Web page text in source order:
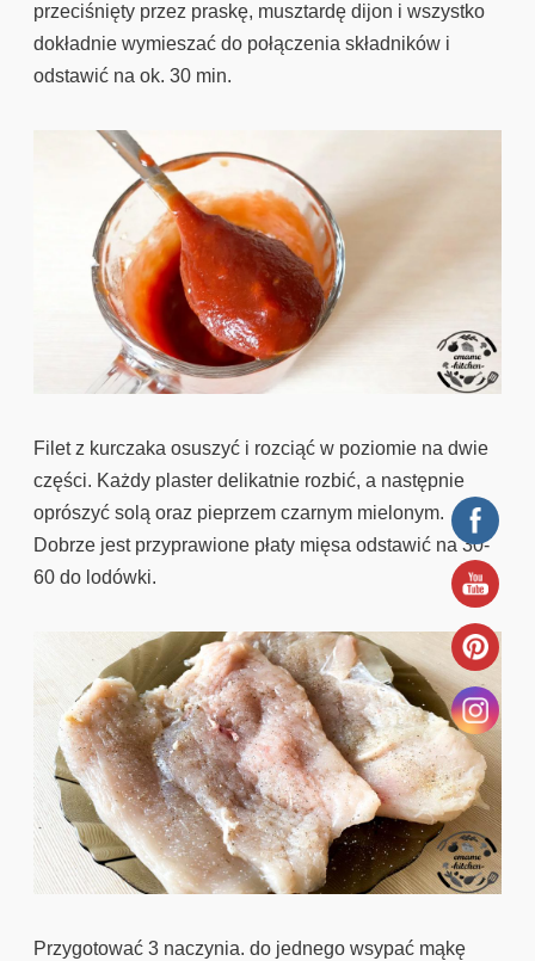
przeciśnięty przez praskę, musztardę dijon i wszystko
dokładnie wymieszać do połączenia składników i
odstawić na ok. 30 min.
Filet z kurczaka osuszyć i rozciąć w poziomie na dwie
części. Każdy plaster delikatnie rozbić, a następnie
oprószyć solą oraz pieprzem czarnym mielonym.
Dobrze jest przyprawione płaty mięsa odstawić na 30-
60 do lodówki.
Przygotować 3 naczynia. do jednego wsypać mąkę